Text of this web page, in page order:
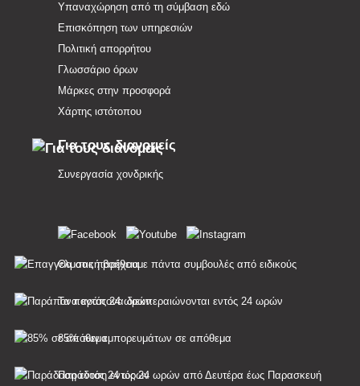
Υπαναχώρηση από τη σύμβαση εδώ
Επισκόπηση των υπηρεσιών
Πολιτική απορρήτου
Γλωσσάριο όρων
Μάρκες στην προσφορά
Χάρτης ιστότοπου
Για τους διανομείς
Συνεργασία χονδρικής
Θα σας παρέχουμε πάντα συμβουλές από ειδικούς
Τα παράπονα διεκπεραιώνονται εντός 24 ωρών
85% των εμπορευμάτων σε απόθεμα
Παράδοση εντός 24 ωρών από Δευτέρα έως Παρασκευή